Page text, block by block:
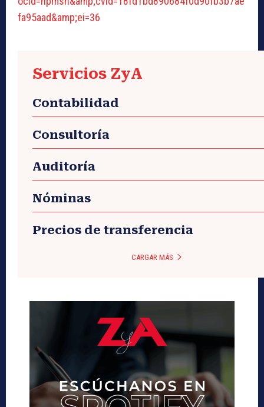
fa95aad&amp;ei=36
Servicios ZyA
Contabilidad
Consultoría
Auditoría
Nóminas
Precios de transferencia
CARGAR MÁS